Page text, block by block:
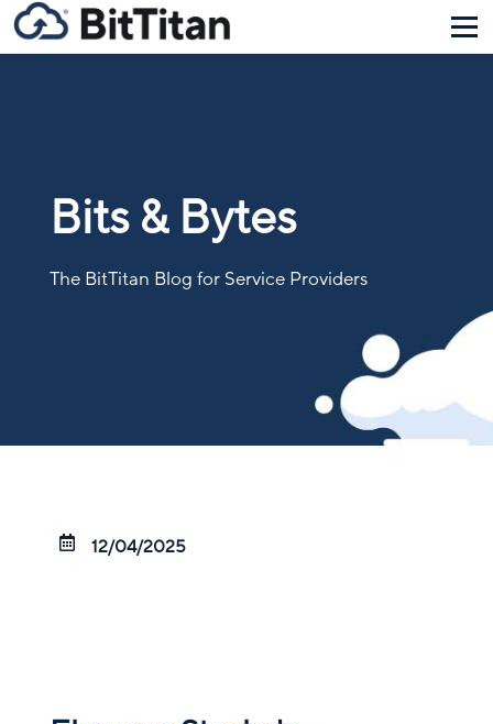
Bits & Bytes
The BitTitan Blog for Service Providers
 12/04/2025